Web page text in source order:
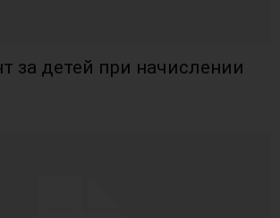
за детей при начислении